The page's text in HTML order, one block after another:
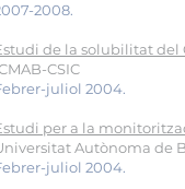
2008.
de la solubilitat del
CSIC
juliol 2004.
per a la
Autònoma de
juliol 2004.